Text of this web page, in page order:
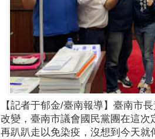
【記者于郁金/臺南報導】臺南市
改變，臺南市議會國民黨團在這
再趴趴走以免染疫，沒想到今天